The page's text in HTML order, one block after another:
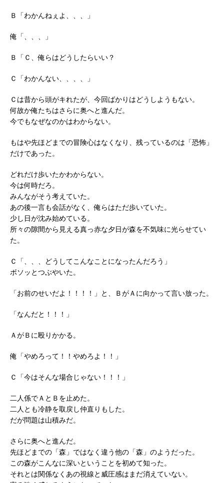
Ｂ「わかんねぇよ、、、」
俺「、、、」
Ｂ「Ｃ、俺らはどうしたらいい？
Ｃ「わかんない、、、、」
Ｃは昔から頭がキれたが、今回ばかりはどうしようもない。
何故か俺たちはさらに奥へと進んだ。
今でもなぜなのかはわからない。
もはや先ほどまでの冒険心はなくなり、残っているのは「恐怖」
だけであった。
どれだけ歩いたかわからない。
今は何時だろ。
みんながそう考えていた。
あの後一言も会話がなく、俺らはただ歩いていた。
少し日が沈み始めている。
所々の隙間から見える真っ赤な夕日が森を不気味に光らせてい
た。
Ｃ「、、、どうしてこんなことになったんだろう」
ボソッとつぶやいた。
「お前のせいだよ！！！！」と、ＢがＡに向かって言い放った。
「なんだと！！！」
ＡがＢに殴りかかる。
俺「やめろって！！やめろよ！！」
Ｃ「今はそんな場合じゃない！！！」
二人係でＡとＢを止めた。
二人とも冷静を取戻し仲直りもした。
だが問題は山積みだ。
さらに奥へと進んだ。
先ほどまでの「森」ではなく違う他の「森」のようだった。
この森がこんなに深いということを初めて知った。
それとは関係なくあの視線と威圧感はまだ消えていない。